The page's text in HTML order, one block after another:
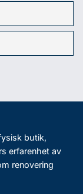
butik,
erfarenhet av
renovering